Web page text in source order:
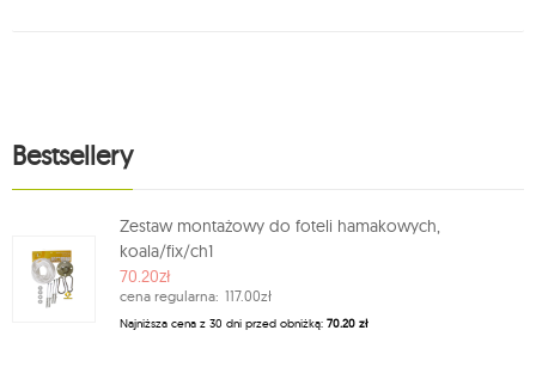
Bestsellery
Zestaw montażowy do foteli hamakowych,
koala/fix/ch1
70.20zł
cena regularna: 117.00zł
Najniższa cena z 30 dni przed obniżką: 70.20 zł